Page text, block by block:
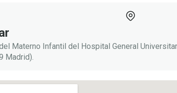
Materno Infantil del Hospital General
Madrid).